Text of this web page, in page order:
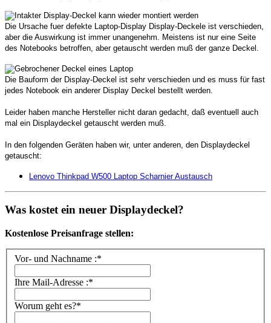
Die Ursache fuer defekte Laptop-Display Display-Deckele ist verschieden,
aber die Auswirkung ist immer unangenehm. Meistens ist nur eine Seite
des Notebooks betroffen, aber getauscht werden muß der ganze Deckel.
Die Bauform der Display-Deckel ist sehr verschieden und es muss für fast
jedes Notebook ein anderer Display Deckel bestellt werden.
Leider haben manche Hersteller nicht daran gedacht, daß eventuell auch
mal ein Displaydeckel getauscht werden muß.
In den folgenden Geräten haben wir, unter anderen, den Displaydeckel
getauscht:
Lenovo Thinkpad W500 Laptop Scharnier Austausch
Was kostet ein neuer Displaydeckel?
Kostenlose Preisanfrage stellen:
Vor- und Nachname :*
Ihre Mail-Adresse :*
Worum geht es?*